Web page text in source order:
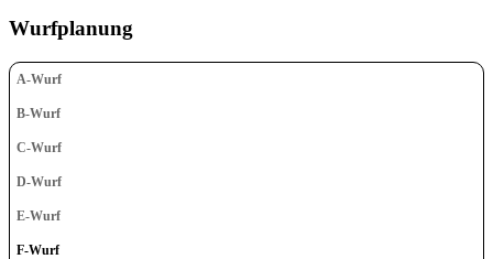
Wurfplanung
A-Wurf
B-Wurf
C-Wurf
D-Wurf
E-Wurf
F-Wurf